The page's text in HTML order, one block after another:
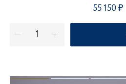
55 150